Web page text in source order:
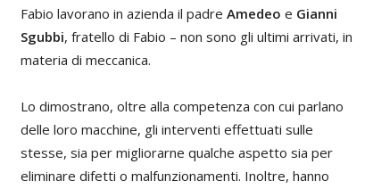
Fabio lavorano in azienda il padre Amedeo e Gianni
Sgubbi, fratello di Fabio – non sono gli ultimi arrivati, in
materia di meccanica.
Lo dimostrano, oltre alla competenza con cui parlano
delle loro macchine, gli interventi effettuati sulle
stesse, sia per migliorarne qualche aspetto sia per
eliminare difetti o malfunzionamenti. Inoltre, hanno